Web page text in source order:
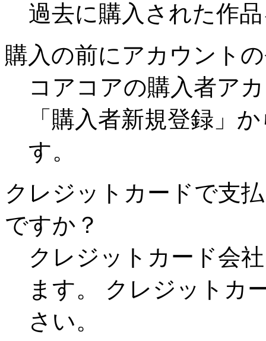
過去に購入された作
購入の前にアカウント
コアコアの購入者ア
「購入者新規登録」
す。
クレジットカードで支
ですか？
クレジットカード会
ます。 クレジットカ
さい。